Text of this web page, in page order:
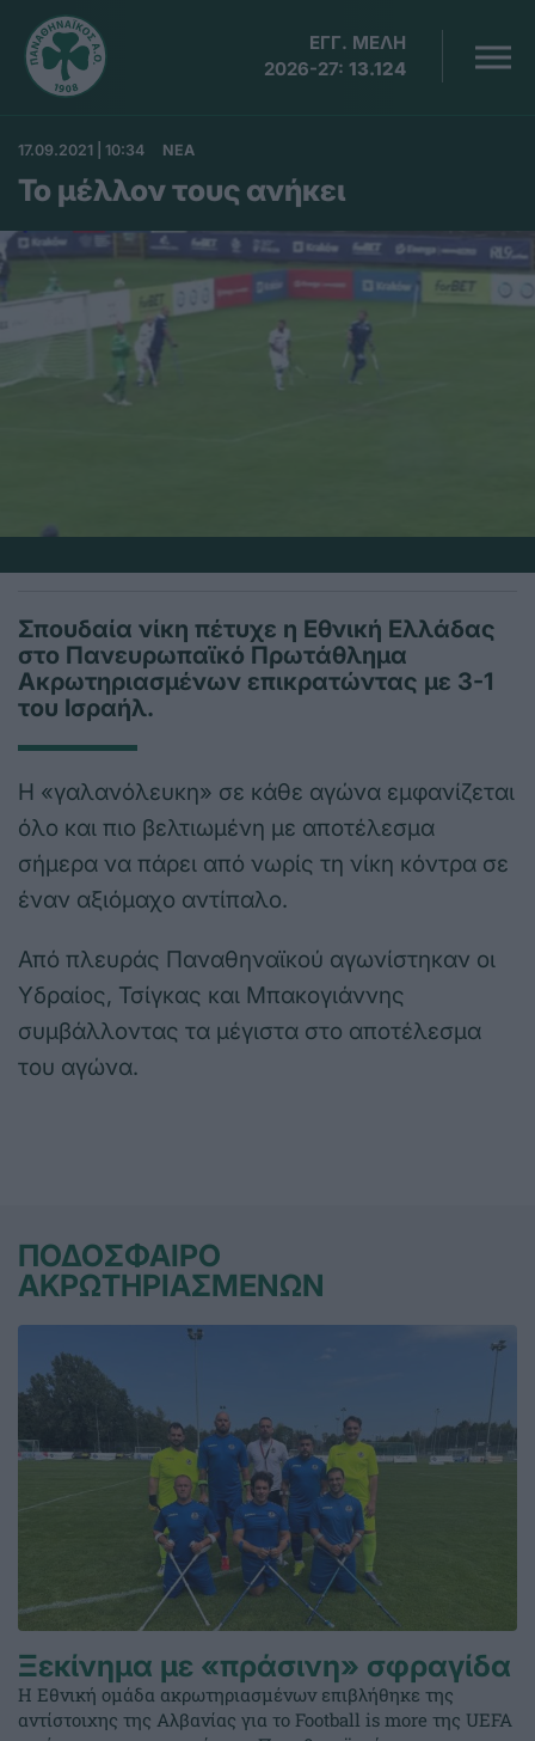
ΕΓΓ. ΜΕΛΗ
2026-27: 13.124
17.09.2021 | 10:34 ΝΕΑ
Το μέλλον τους ανήκει
Σπουδαία νίκη πέτυχε η Εθνική Ελλάδας
στο Πανευρωπαϊκό Πρωτάθλημα
Ακρωτηριασμένων επικρατώντας με 3-1
του Ισραήλ.
Η «γαλανόλευκη» σε κάθε αγώνα εμφανίζεται
όλο και πιο βελτιωμένη με αποτέλεσμα
σήμερα να πάρει από νωρίς τη νίκη κόντρα σε
έναν αξιόμαχο αντίπαλο.
Από πλευράς Παναθηναϊκού αγωνίστηκαν οι
Υδραίος, Τσίγκας και Μπακογιάννης
συμβάλλοντας τα μέγιστα στο αποτέλεσμα
του αγώνα.
ΠΟΔΟΣΦΑΙΡΟ
ΑΚΡΩΤΗΡΙΑΣΜΕΝΩΝ
Ξεκίνημα με «πράσινη» σφραγίδα
Η Εθνική ομάδα ακρωτηριασμένων επιβλήθηκε της
αντίστοιχης της Αλβανίας για το Football is more της UEFA